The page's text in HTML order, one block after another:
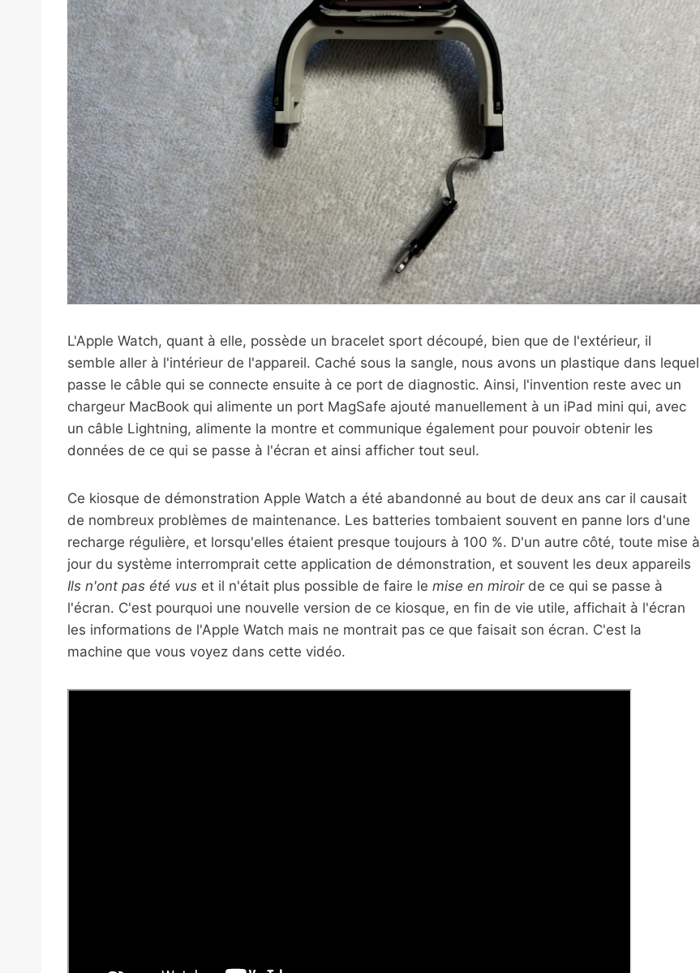
L'Apple Watch, quant à elle, possède un bracelet sport découpé, bien que de l'extérieur, il
semble aller à l'intérieur de l'appareil. Caché sous la sangle, nous avons un plastique dans lequel
passe le câble qui se connecte ensuite à ce port de diagnostic. Ainsi, l'invention reste avec un
chargeur MacBook qui alimente un port MagSafe ajouté manuellement à un iPad mini qui, avec
un câble Lightning, alimente la montre et communique également pour pouvoir obtenir les
données de ce qui se passe à l'écran et ainsi afficher tout seul.
Ce kiosque de démonstration Apple Watch a été abandonné au bout de deux ans car il causait
de nombreux problèmes de maintenance. Les batteries tombaient souvent en panne lors d'une
recharge régulière, et lorsqu'elles étaient presque toujours à 100 %. D'un autre côté, toute mise à
jour du système interromprait cette application de démonstration, et souvent les deux appareils
Ils n'ont pas été vus et il n'était plus possible de faire le mise en miroirde ce qui se passe à
l'écran. C'est pourquoi une nouvelle version de ce kiosque, en fin de vie utile, affichait à l'écran
les informations de l'Apple Watch mais ne montrait pas ce que faisait son écran. C'est la
machine que vous voyez dans cette vidéo.